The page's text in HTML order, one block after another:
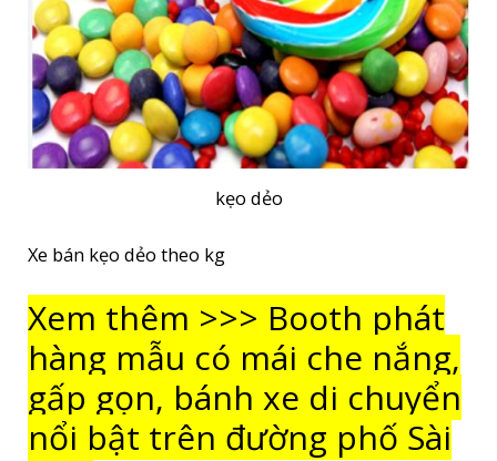
kẹo dẻo
Xe bán kẹo dẻo theo kg
Xem thêm >>> Booth phát
hàng mẫu có mái che nắng,
gấp gọn, bánh xe di chuyển
nổi bật trên đường phố Sài